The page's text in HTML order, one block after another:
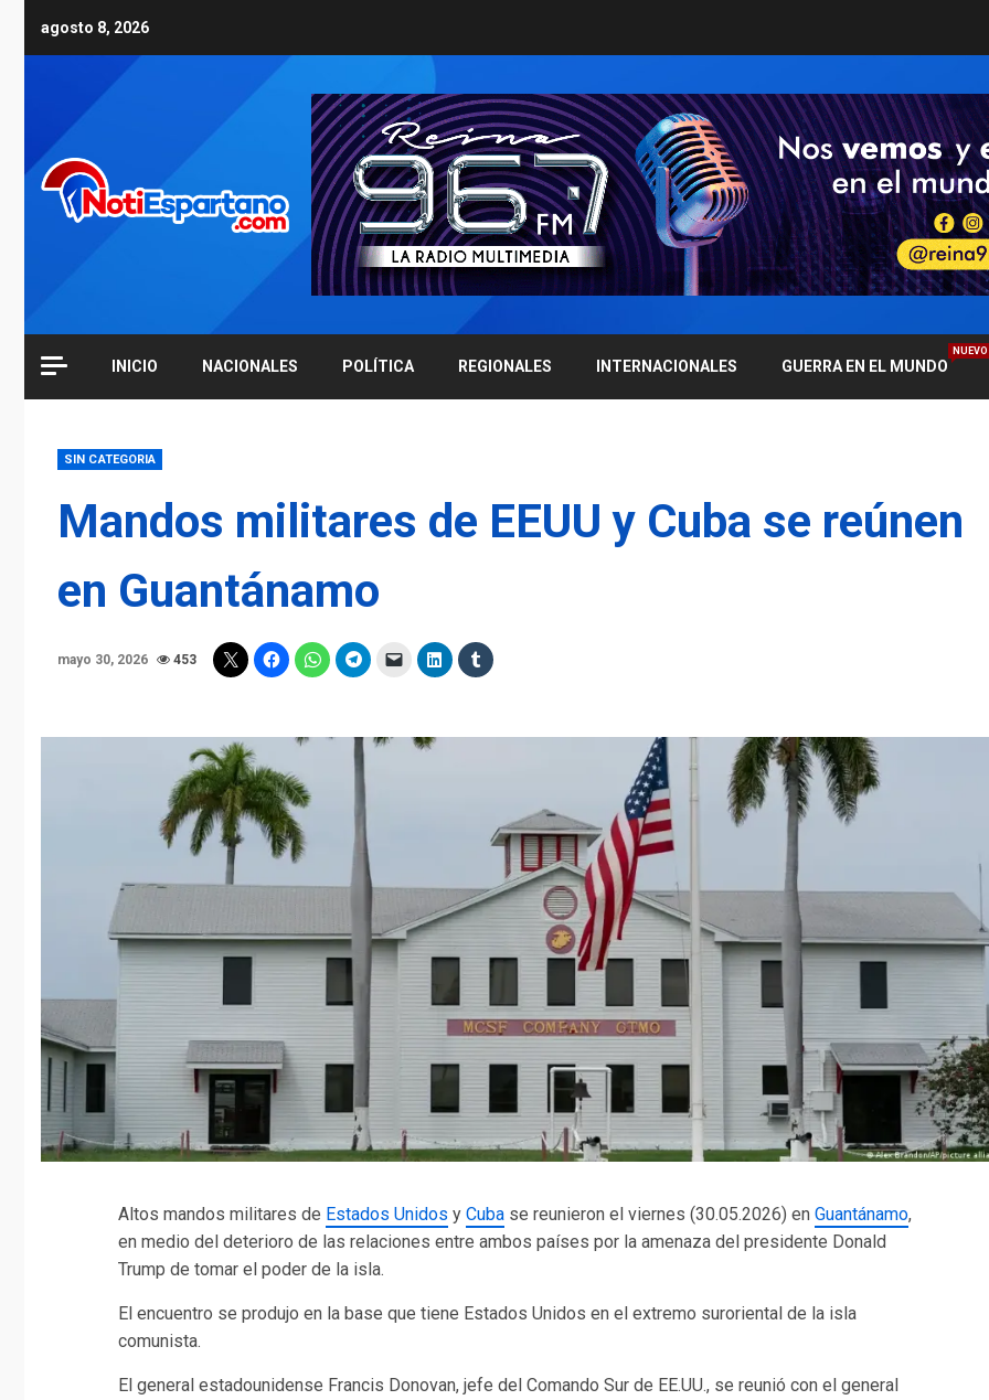
agosto 8, 2026
INICIO NACIONALES POLÍTICA REGIONALES INTERNACIONALES GUERRA EN EL MUNDO
NUEVO
SIN CATEGORIA
Mandos militares de EEUU y Cuba se reúnen
en Guantánamo
mayo 30, 2026 453
Altos mandos militares de Estados Unidos y Cuba se reunieron el viernes (30.05.2026) en Guantánamo,
en medio del deterioro de las relaciones entre ambos países por la amenaza del presidente Donald
Trump de tomar el poder de la isla.
El encuentro se produjo en la base que tiene Estados Unidos en el extremo suroriental de la isla
comunista.
El general estadounidense Francis Donovan, jefe del Comando Sur de EE.UU., se reunió con el general